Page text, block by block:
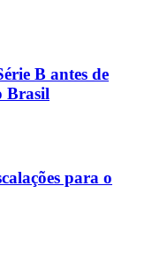
B antes de
Brasil
para o